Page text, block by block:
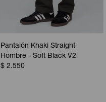
Pantalón Khaki Straight
Hombre - Soft Black V2
$ 2.550